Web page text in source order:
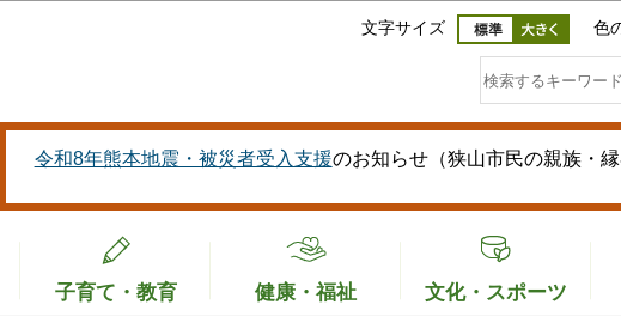
このページの本文へ移動
文字サイズ 色
令和8年熊本地震・被災者受入支援のお知らせ（狭山市民の親族・縁
子育て・教育 健康・福祉 文化・スポーツ